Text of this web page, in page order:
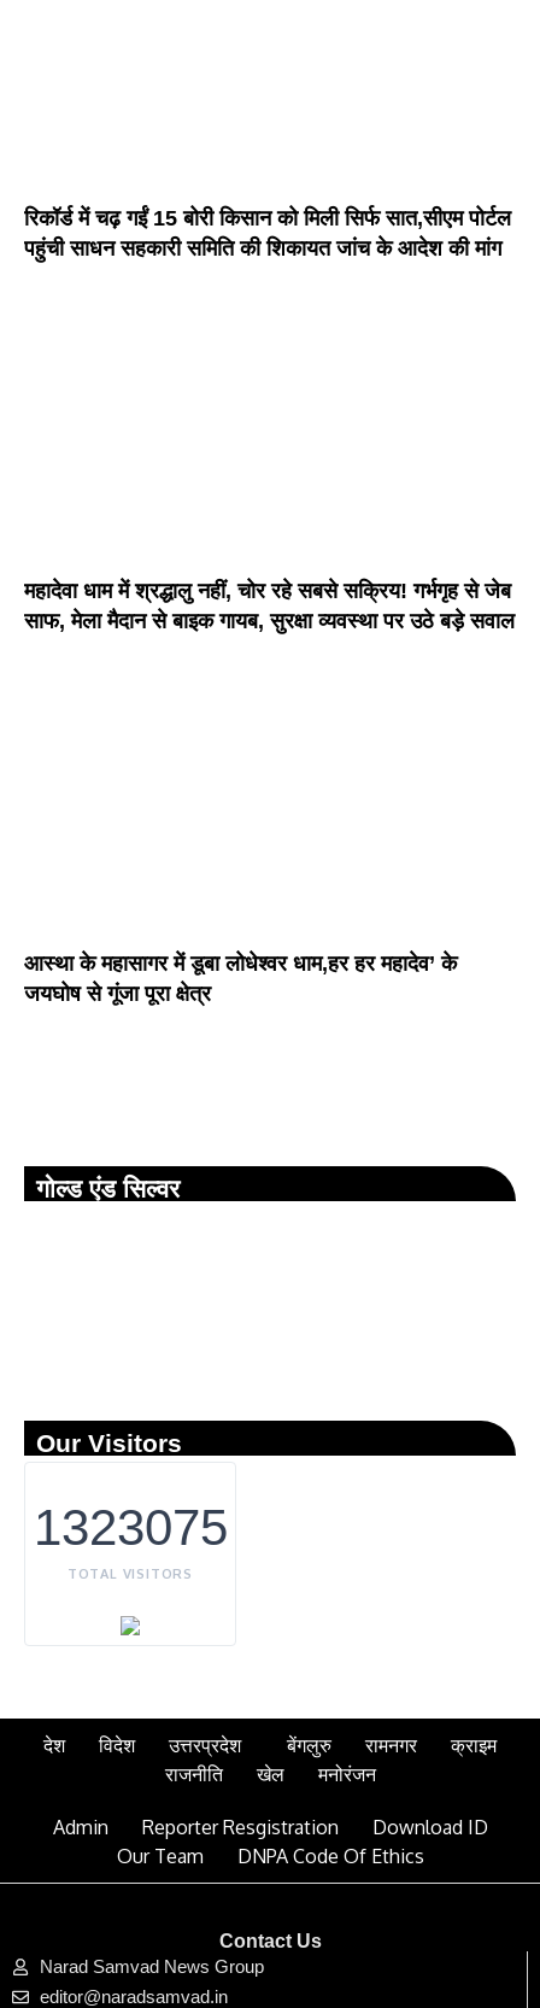
रिकॉर्ड में चढ़ गईं 15 बोरी किसान को मिली सिर्फ सात,सीएम पोर्टल
पहुंची साधन सहकारी समिति की शिकायत जांच के आदेश की मांग
महादेवा धाम में श्रद्धालु नहीं, चोर रहे सबसे सक्रिय! गर्भगृह से जेब
साफ, मेला मैदान से बाइक गायब, सुरक्षा व्यवस्था पर उठे बड़े सवाल
आस्था के महासागर में डूबा लोधेश्वर धाम,हर हर महादेव’ के
जयघोष से गूंजा पूरा क्षेत्र
गोल्ड एंड सिल्वर
Our Visitors
1323075
TOTAL VISITORS
देश विदेश उत्तरप्रदेश बेंगलुरु रामनगर
क्राइम
राजनीति
खेल मनोरंजन
Admin Reporter Resgistration
Download ID
Our Team
DNPA Code Of Ethics
Contact Us
Narad Samvad News Group
editor@naradsamvad.in